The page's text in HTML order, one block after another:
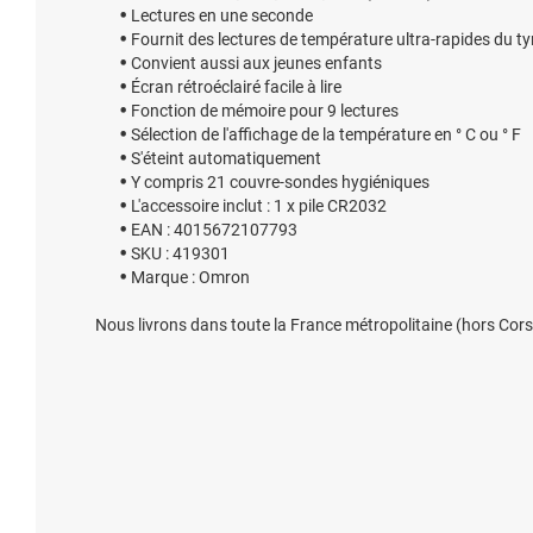
Lectures en une seconde
Fournit des lectures de température ultra-rapides du
Convient aussi aux jeunes enfants
Écran rétroéclairé facile à lire
Fonction de mémoire pour 9 lectures
Sélection de l'affichage de la température en ° C ou ° F
S'éteint automatiquement
Y compris 21 couvre-sondes hygiéniques
L'accessoire inclut : 1 x pile CR2032
EAN : 4015672107793
SKU : 419301
Marque : Omron
Nous livrons dans toute la France métropolitaine (hors